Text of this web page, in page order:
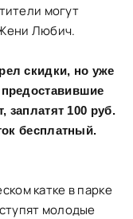
могут
Любич.
скидки, но уже
заплатят 100 руб.
бесплатный.
катке в парке
молодые